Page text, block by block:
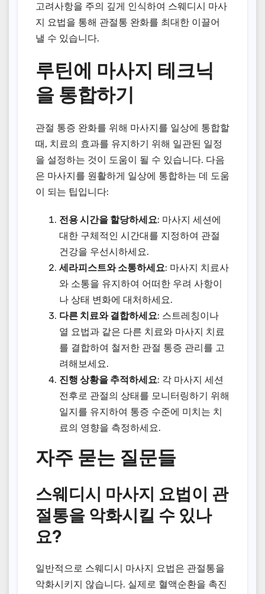
고려사항을 주의 깊게 인식하여 스웨디시 마사
지 요법을 통해 관절통 완화를 최대한 이끌어
낼 수 있습니다.
루틴에 마사지 테크닉
을 통합하기
관절 통증 완화를 위해 마사지를 일상에 통합할
때, 치료의 효과를 유지하기 위해 일관된 일정
을 설정하는 것이 도움이 될 수 있습니다. 다음
은 마사지를 원활하게 일상에 통합하는 데 도움
이 되는 팁입니다:
전용 시간을 할당하세요: 마사지 세션에
대한 구체적인 시간대를 지정하여 관절
건강을 우선시하세요.
세라피스트와 소통하세요: 마사지 치료사
와 소통을 유지하여 어떠한 우려 사항이
나 상태 변화에 대처하세요.
다른 치료와 결합하세요: 스트레칭이나
열 요법과 같은 다른 치료와 마사지 치료
를 결합하여 철저한 관절 통증 관리를 고
려해보세요.
진행 상황을 추적하세요: 각 마사지 세션
전후로 관절의 상태를 모니터링하기 위해
일지를 유지하여 통증 수준에 미치는 치
료의 영향을 측정하세요.
자주 묻는 질문들
스웨디시 마사지 요법이 관
절통을 악화시킬 수 있나
요?
일반적으로 스웨디시 마사지 요법은 관절통을
악화시키지 않습니다. 실제로 혈액순환을 촉진